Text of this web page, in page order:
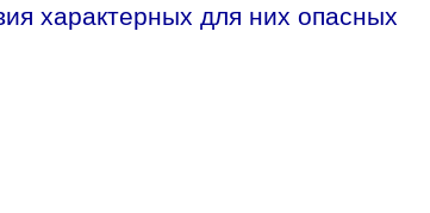
характерных для них опасных